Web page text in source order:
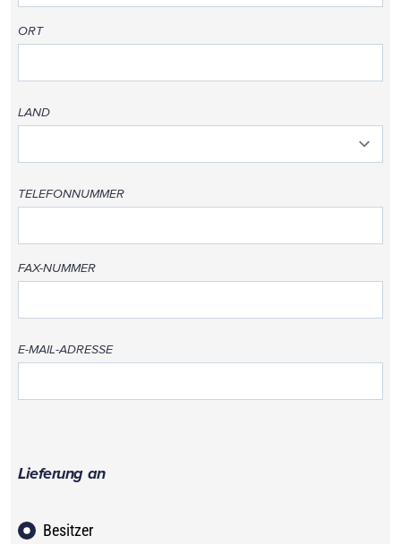
ORT
LAND
TELEFONNUMMER
FAX-NUMMER
E-MAIL-ADRESSE
Lieferung an
Besitzer